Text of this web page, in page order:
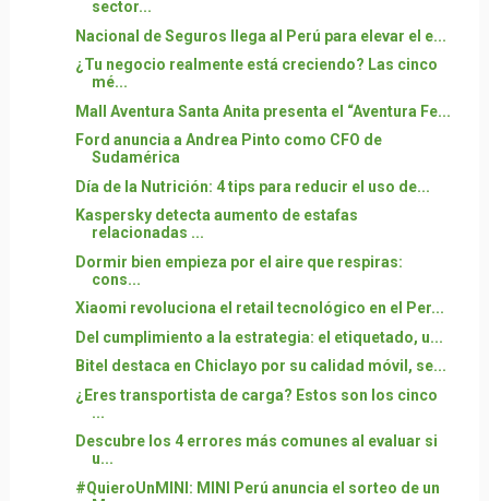
sector...
Nacional de Seguros llega al Perú para elevar el e...
¿Tu negocio realmente está creciendo? Las cinco
mé...
Mall Aventura Santa Anita presenta el “Aventura Fe...
Ford anuncia a Andrea Pinto como CFO de
Sudamérica
Día de la Nutrición: 4 tips para reducir el uso de...
Kaspersky detecta aumento de estafas
relacionadas ...
Dormir bien empieza por el aire que respiras:
cons...
Xiaomi revoluciona el retail tecnológico en el Per...
Del cumplimiento a la estrategia: el etiquetado, u...
Bitel destaca en Chiclayo por su calidad móvil, se...
¿Eres transportista de carga? Estos son los cinco
...
Descubre los 4 errores más comunes al evaluar si
u...
#QuieroUnMINI: MINI Perú anuncia el sorteo de un